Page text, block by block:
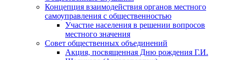
Концепция взаимодействия органов местного
самоуправления с общественностью
Участие населения в решении вопросов
местного значения
Совет общественных объединений
Акция, посвященная Дню рождения Г.И.